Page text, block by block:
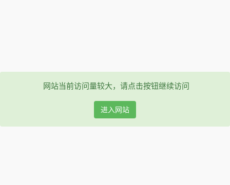
网站当前访问量较大，请点击按钮继续访问